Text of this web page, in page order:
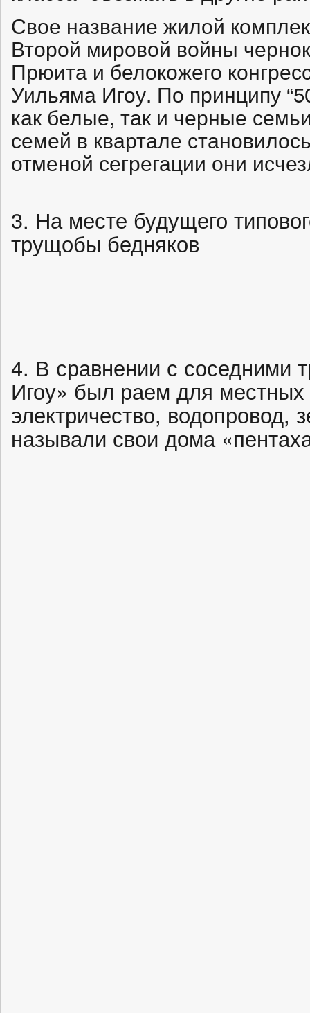
Свое название жилой
Второй мировой войны
Прюита и белокожего
Уильяма Игоу. По принципу
как белые, так и черные
семей в квартале
отменой сегрегации они
3. На месте будущего
трущобы бедняков
4. В сравнении с соседними
Игоу» был раем для
электричество,
называли свои дома